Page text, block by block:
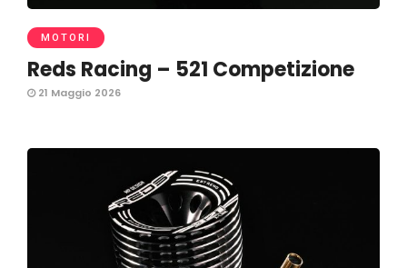
MOTORI
Reds Racing – 521 Competizione
21 Maggio 2026